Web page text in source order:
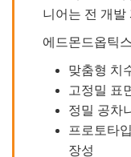
니어는 전 개발
에드몬드옵틱
맞춤형 치
고정밀 표
정밀 공차
프로토타
장성